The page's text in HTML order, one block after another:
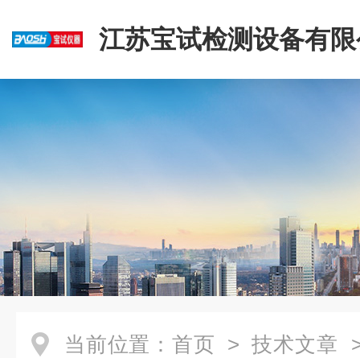
江苏宝试检测设备有
当前位置： 首页 > 技术文章